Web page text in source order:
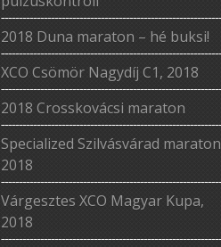
2018 Duna maraton – hé buksi!
XCO Csömör Nagydíj C1, 2018
2018 Crosskovácsi maraton
Specialized Szilvásvárad maraton
2018
Várgesztes XCO Magyar Kupa,
2018